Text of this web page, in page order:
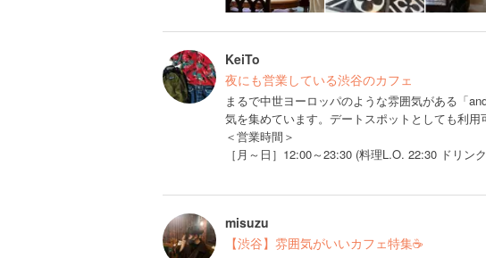
KeiTo
夜にも営業している渋谷のカフェ
まるで中世ヨーロッパのような雰囲気がある「
気を集めています。デートスポットとしても利用
＜営業時間＞
［月～日］12:00～23:30 (料理L.O. 22:30 ドリン
misuzu
【渋谷】雰囲気がいいカフェ特集☕️